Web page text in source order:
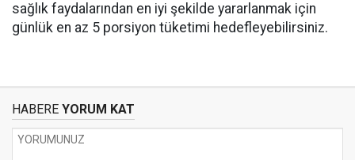
sağlık faydalarından en iyi şekilde yararlanmak için
günlük en az 5 porsiyon tüketimi hedefleyebilirsiniz.
HABERE YORUM KAT